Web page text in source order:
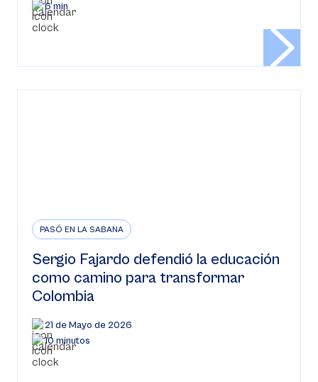
6 min
PASÓ EN LA SABANA
Sergio Fajardo defendió la educación
como camino para transformar
Colombia
21 de Mayo de 2026
10 minutos